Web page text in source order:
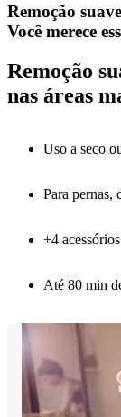
Remoção
Você merece
Remoção
nas áreas
Uso a seco
Para pernas,
+4 acessórios
Até 80 min